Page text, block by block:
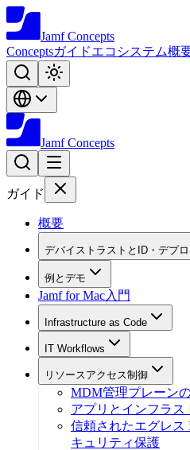
Jamf Concepts
Conceptsガイドエコシステム概
Jamf Concepts
ガイド
概要
デバイストラストとID・デプロ
例とデモ
Jamf for Mac入門
Infrastructure as Code
IT Workflows
リソースアクセス制御
MDM管理プレーン
アプリとインフラ
信頼されたエグレス
キュリティ保護